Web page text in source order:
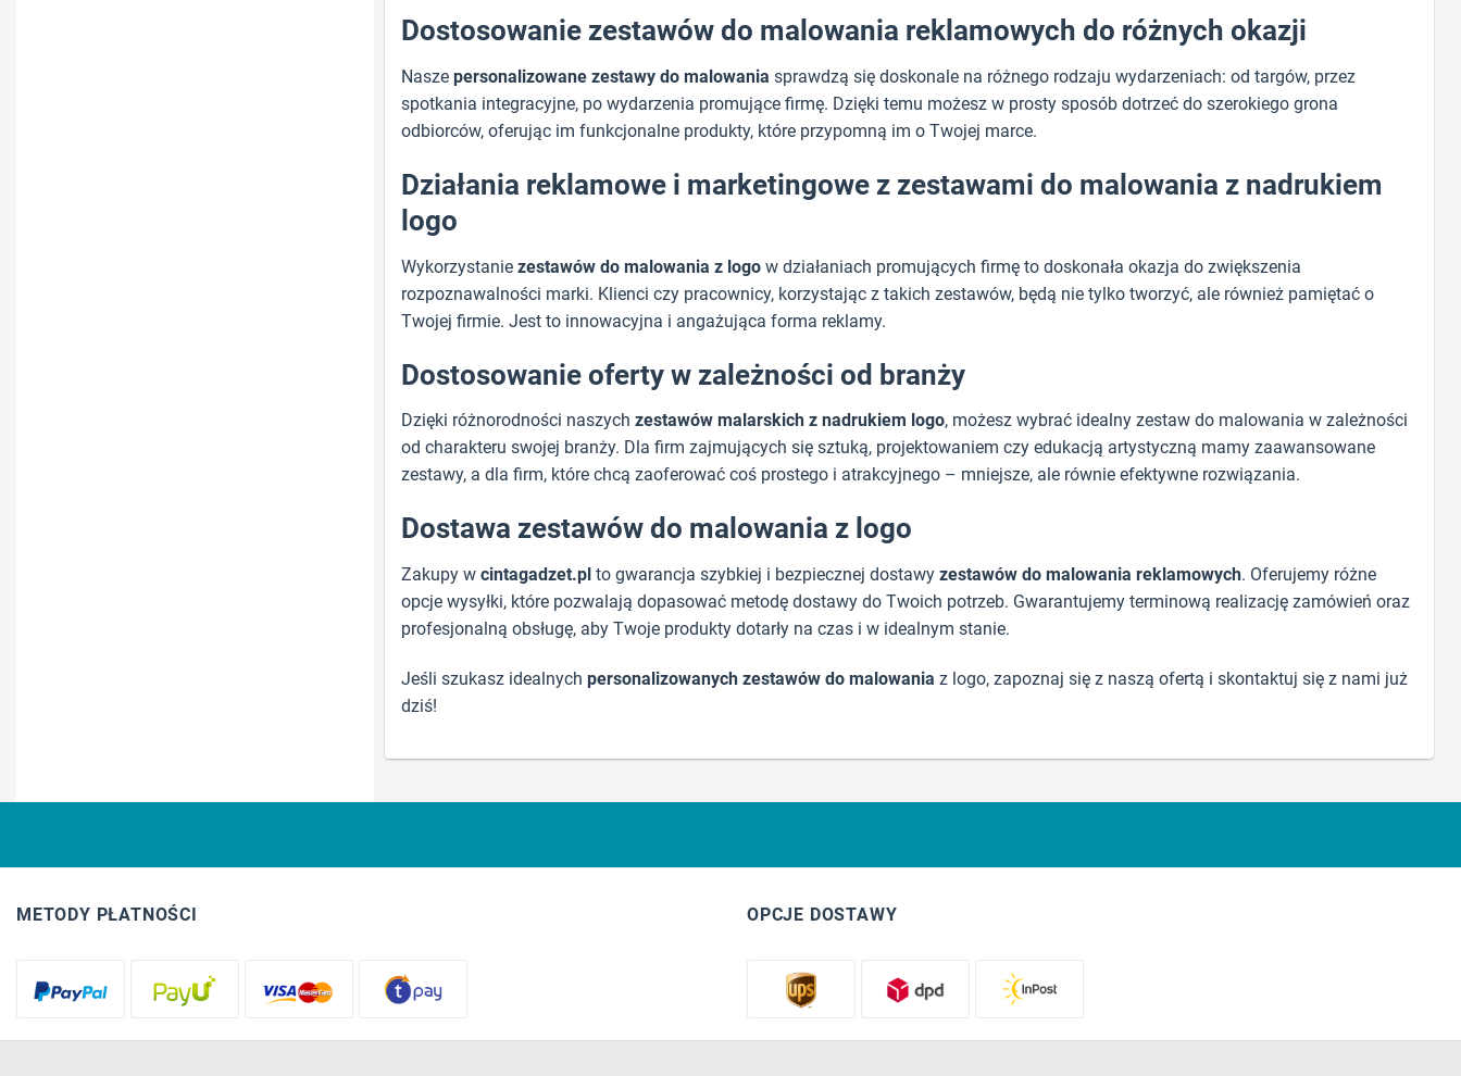
Dostosowanie zestawów do malowania reklamowych do różnych okazji
Nasze personalizowane zestawy do malowania sprawdzą się doskonale na różnego rodzaju wydarzeniach: od targów, przez
spotkania integracyjne, po wydarzenia promujące firmę. Dzięki temu możesz w prosty sposób dotrzeć do szerokiego grona
odbiorców, oferując im funkcjonalne produkty, które przypomną im o Twojej marce.
Działania reklamowe i marketingowe z zestawami do malowania z nadrukiem
logo
Wykorzystanie zestawów do malowania z logow działaniach promujących firmę to doskonała okazja do zwiększenia
rozpoznawalności marki. Klienci czy pracownicy, korzystając z takich zestawów, będą nie tylko tworzyć, ale również pamiętać o
Twojej firmie. Jest to innowacyjna i angażująca forma reklamy.
Dostosowanie oferty w zależności od branży
Dzięki różnorodności naszych zestawów malarskich z nadrukiem logo, możesz wybrać idealny zestaw do malowania w zależności
od charakteru swojej branży. Dla firm zajmujących się sztuką, projektowaniem czy edukacją artystyczną mamy zaawansowane
zestawy, a dla firm, które chcą zaoferować coś prostego i atrakcyjnego – mniejsze, ale równie efektywne rozwiązania.
Dostawa zestawów do malowania z logo
Zakupy w cintagadzet.plto gwarancja szybkiej i bezpiecznej dostawy zestawów do malowania reklamowych. Oferujemy różne
opcje wysyłki, które pozwalają dopasować metodę dostawy do Twoich potrzeb. Gwarantujemy terminową realizację zamówień oraz
profesjonalną obsługę, aby Twoje produkty dotarły na czas i w idealnym stanie.
Jeśli szukasz idealnych personalizowanych zestawów do malowania z logo, zapoznaj się z naszą ofertą i skontaktuj się z nami już
dziś!
METODY PŁATNOŚCI OPCJE DOSTAWY